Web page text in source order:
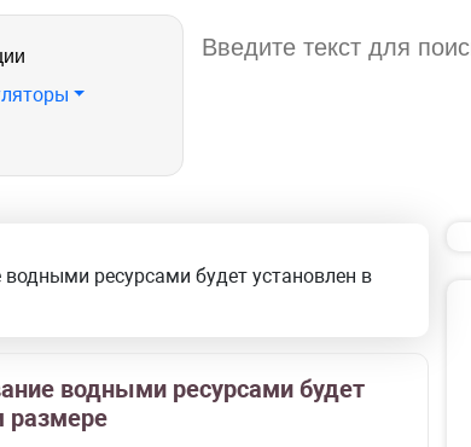
ресурсами будет установлен в
водными ресурсами будет
размере